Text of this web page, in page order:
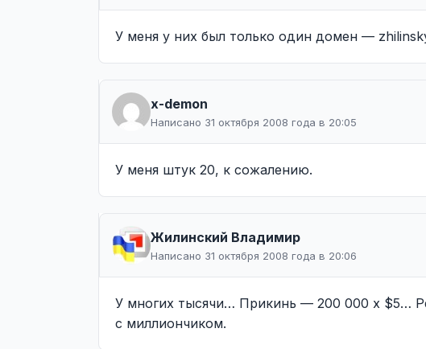
У меня у них был только один домен —
x-demon
Написано 31 октября 2008 года в 20:05
У меня штук 20, к сожалению.
Жилинcкий Владимир
Написано 31 октября 2008 года в 20:06
У многих тысячи… Прикинь — 200 000 x $5…
с миллиончиком.